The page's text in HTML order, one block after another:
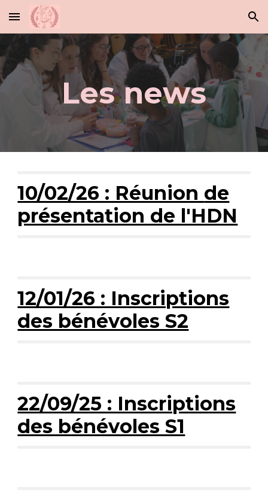
Skip to main content Skip to navigation
Les news
10/02/26 : Réunion de
présentation de l'HDN
12/01/26 : Inscriptions
des bénévoles S2
22/09/25 : Inscriptions
des bénévoles S1